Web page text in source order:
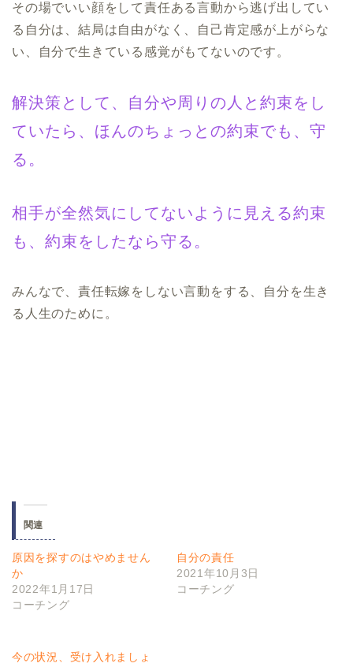
その場でいい顔をして責任ある言動から逃げ出してい
る自分は、結局は自由がなく、自己肯定感が上がらな
い、自分で生きている感覚がもてないのです。
解決策として、自分や周りの人と約束をし
ていたら、ほんのちょっとの約束でも、守
る。
相手が全然気にしてないように見える約束
も、約束をしたなら守る。
みんなで、責任転嫁をしない言動をする、自分を生き
る人生のために。
関連
原因を探すのはやめません
か
2022年1月17日
コーチング
自分の責任
2021年10月3日
コーチング
今の状況、受け入れましょ